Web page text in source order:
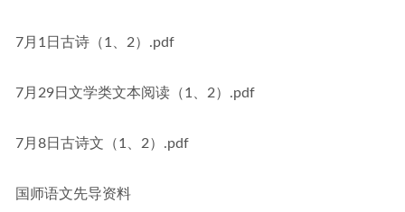
7月1日古诗（1、2）.pdf
7月29日文学类文本阅读（1、2）.pdf
7月8日古诗文（1、2）.pdf
国师语文先导资料